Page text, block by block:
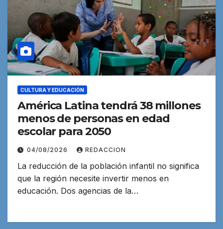
CULTURA Y EDUCACIÓN
América Latina tendrá 38 millones
menos de personas en edad
escolar para 2050
04/08/2026 REDACCION
La reducción de la población infantil no significa
que la región necesite invertir menos en
educación. Dos agencias de la…